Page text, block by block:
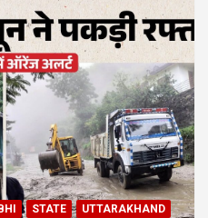
STATE UTTARAKHAND